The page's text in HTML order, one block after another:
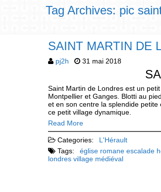
Tag Archives: pic
SAINT MARTIN DE
pj2h 31 mai 2018
Saint Martin de Londres est un
Montpellier et Ganges. Blotti au
et en son centre la splendide
ce petit village dynamique.
Read More
Categories:
L'Hérault
Tags:
église romane escalade
londres village médiéval